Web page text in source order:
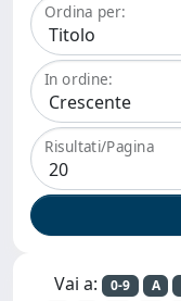
Ordina per:
In ordine:
Risultati/Pagina
Vai a: 0-9 A